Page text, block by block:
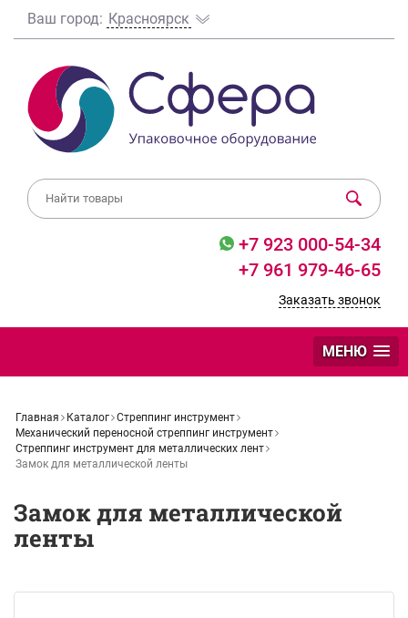
Ваш город: Красноярск
+7 923 000-54-34
+7 961 979-46-65
Заказать звонок
МЕНЮ
Главная Каталог Стреппинг инструмент
Механический переносной стреппинг инструмент
Стреппинг инструмент для металлических лент
Замок для металлической ленты
Замок для металлической
ленты